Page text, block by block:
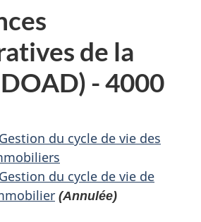
de la
- 4000
du cycle de vie des
du cycle de vie de
(Annulée)